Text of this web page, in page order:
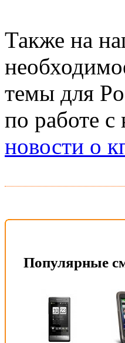
Также на
темы для
по работе
новости о
Популярные